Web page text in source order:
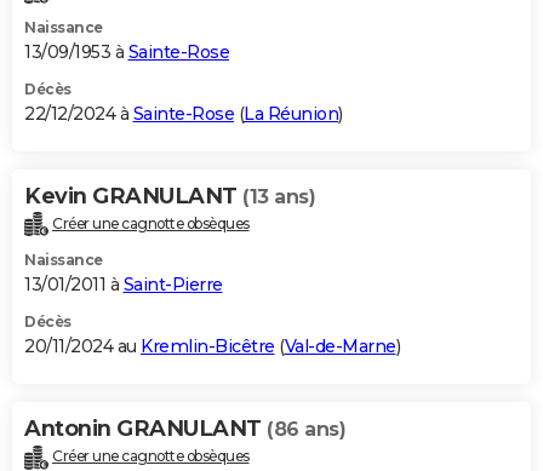
Naissance
13/09/1953 à Sainte-Rose
Décès
22/12/2024 à Sainte-Rose (La Réunion)
Kevin GRANULANT (13 ans)
Créer une cagnotte obsèques
Naissance
13/01/2011 à Saint-Pierre
Décès
20/11/2024 au Kremlin-Bicêtre (Val-de-Marne)
Antonin GRANULANT (86 ans)
Créer une cagnotte obsèques